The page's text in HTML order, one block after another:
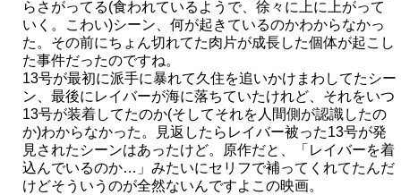
らさがってる(食われているようで、徐々に上に上がって
いく。こわい)シーン、何が起きているのかわからなかっ
た。その前にちょん切れてた肉片が成長した個体が起こし
た事件だったのですね。
13号が最初に派手に暴れて久住を追いかけまわしてたシー
ン、最後にレイバーが海に落ちていたけれど、それをいつ
13号が装着してたのか(そしてそれを人間側が認識したの
か)わからなかった。見返したらレイバー被った13号が発
見されたシーンはあったけど。原作だと、「レイバーを着
込んでいるのか…」みたいにセリフで補ってくれてたんだ
けどそういうのが全然ないんですよこの映画。